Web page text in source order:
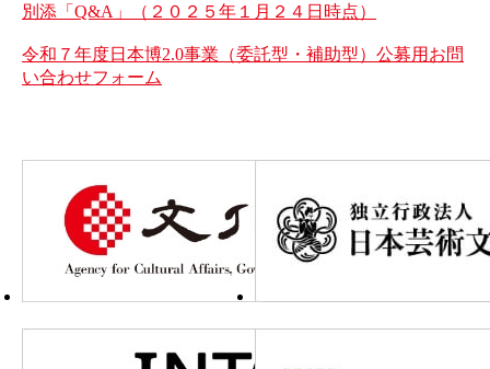
別添「Q&A」（２０２５年１月２４日時点）
令和７年度日本博2.0事業（委託型・補助型）公募用お問
い合わせフォーム